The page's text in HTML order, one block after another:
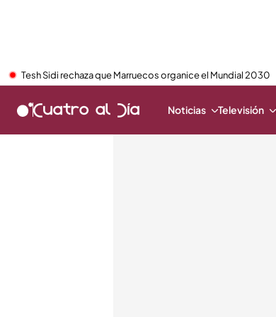
Tesh Sidi rechaza que Marruecos organice el Mundial 2030
Noticias Televisión